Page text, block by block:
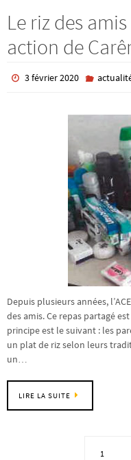
Le riz des
action de
3 février 2020
Depuis plusieurs années,
des amis. Ce repas partagé
principe est le suivant : les
un plat de riz selon leurs
un…
LIRE LA SUITE
1